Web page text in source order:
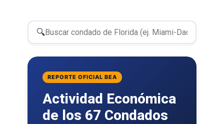
🔍
REPORTE OFICIAL BEA
Actividad Económica
de los 67 Condados